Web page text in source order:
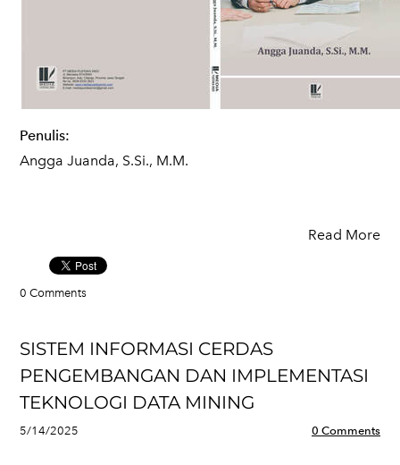
Penulis:
Angga Juanda, S.Si., M.M.
Read More
0 Comments
SISTEM INFORMASI CERDAS
PENGEMBANGAN DAN IMPLEMENTASI
TEKNOLOGI DATA MINING
5/14/2025 0 Comments